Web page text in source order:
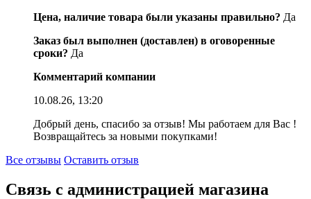
Цена, наличие товара были указаны правильно? Да
Заказ был выполнен (доставлен) в оговоренные
сроки? Да
Комментарий компании
10.08.26, 13:20
Добрый день, спасибо за отзыв! Мы работаем для Вас !
Возвращайтесь за новыми покупками!
Все отзывы Оставить отзыв
Связь с администрацией магазина